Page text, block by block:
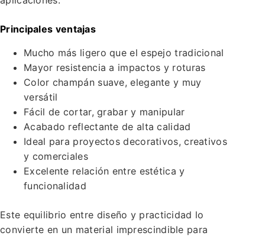
Principales ventajas
Mucho más ligero que el espejo tradicional
Mayor resistencia a impactos y roturas
Color champán suave, elegante y muy
versátil
Fácil de cortar, grabar y manipular
Acabado reflectante de alta calidad
Ideal para proyectos decorativos, creativos
y comerciales
Excelente relación entre estética y
funcionalidad
Este equilibrio entre diseño y practicidad lo
convierte en un material imprescindible para